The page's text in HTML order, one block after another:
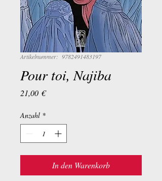
Artikelnummer: ‎ 9782491483197
Pour toi, Najiba
21,00 €Preis
Anzahl *
In den Warenkorb